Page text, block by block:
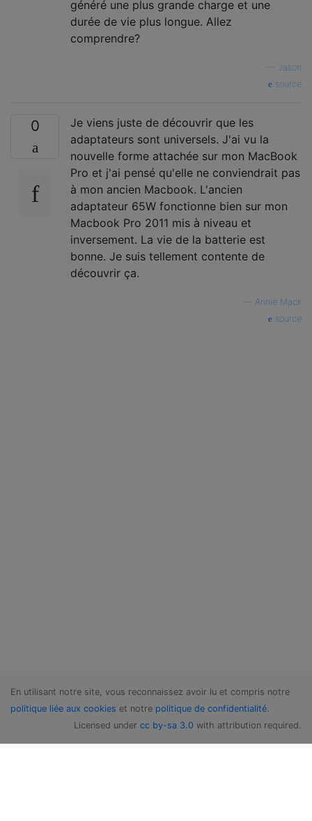
généré une plus grande charge et une
durée de vie plus longue. Allez
comprendre?
Jason
source
0
Je viens juste de découvrir que les
adaptateurs sont universels. J'ai vu la
nouvelle forme attachée sur mon MacBook
Pro et j'ai pensé qu'elle ne conviendrait pas
à mon ancien Macbook. L'ancien
adaptateur 65W fonctionne bien sur mon
Macbook Pro 2011 mis à niveau et
inversement. La vie de la batterie est
bonne. Je suis tellement contente de
découvrir ça.
Annie Mack
source
En utilisant notre site, vous reconnaissez avoir lu et compris notre
politique liée aux cookies et notre politique de confidentialité.
Licensed under cc by-sa 3.0 with attribution required.